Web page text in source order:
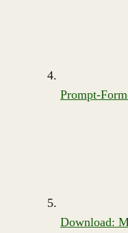
Prompt-
Download: